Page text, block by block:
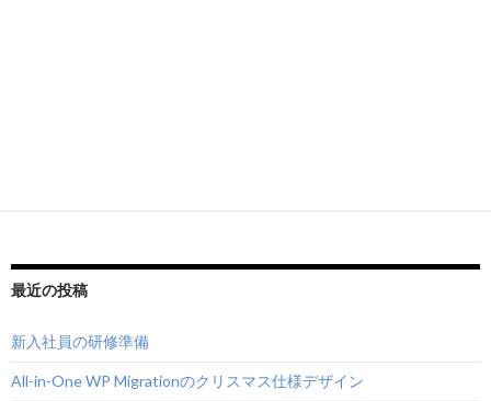
最近の投稿
新入社員の研修準備
All-in-One WP Migrationのクリスマス仕様デザイン